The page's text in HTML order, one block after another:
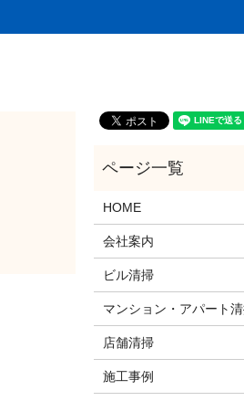
HOME
会社案内
ビル清掃
マンション・アパート
店舗清掃
施工事例